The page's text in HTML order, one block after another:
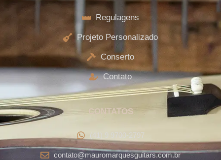
Regulagens
Projeto Personalizado
Conserto
Contato
CONTATOS
(41) 9 9700-2797
contato@mauromarquesguitars.com.br